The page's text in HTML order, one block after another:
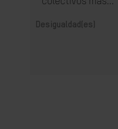
Desigualdad(es)